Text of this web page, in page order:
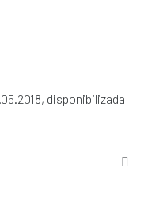
disponibilizada